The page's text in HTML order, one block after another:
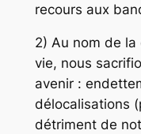
recours aux
2) Au nom de
vie, nous
avenir :
délocalisations
détriment de